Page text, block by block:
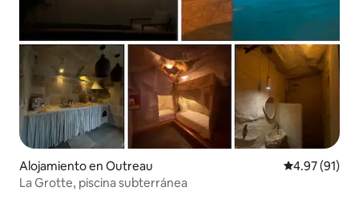
Alojamiento en Outreau Calificación
4.97 (91)
La Grotte, piscina subterránea